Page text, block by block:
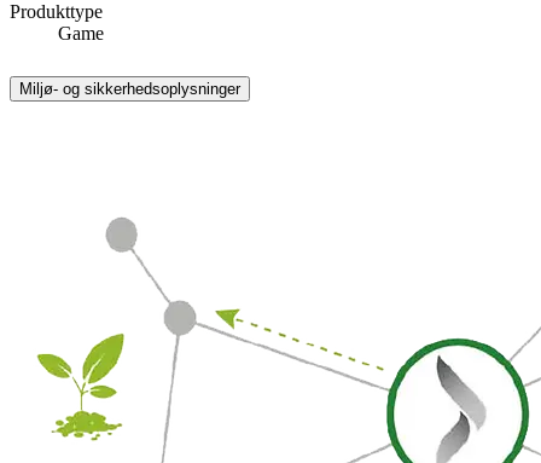
Produkttype
Game
Miljø- og sikkerhedsoplysninger